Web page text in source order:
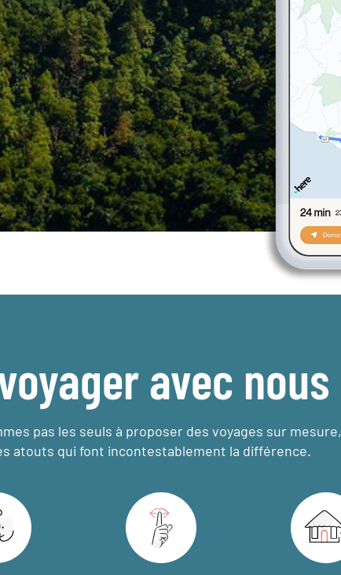
avec nous
pas les seuls à proposer des voyages sur mesure,
atouts qui font incontestablement la différence.